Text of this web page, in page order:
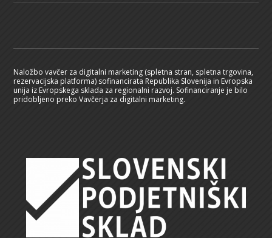
Naložbo vavčer za digitalni marketing (spletna stran, spletna trgovina,
rezervacijska platforma) sofinancirata Republika Slovenija in Evropska
unija iz Evropskega sklada za regionalni razvoj. Sofinanciranje je bilo
pridobljeno preko Vavčerja za digitalni marketing.